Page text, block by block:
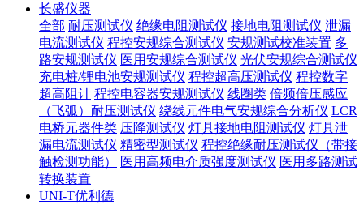
长盛仪器
全部 耐压测试仪 绝缘电阻测试仪 接地电阻测试仪 泄漏
电流测试仪 程控安规综合测试仪 安规测试校准装置 多
路安规测试仪 医用安规综合测试仪 光伏安规综合测试仪
充电桩/锂电池安规测试仪 程控超高压测试仪 程控数字
超高阻计 程控电容器安规测试仪 线圈类 倍频倍压感应
（飞弧）耐压测试仪 绕线元件电气安规综合分析仪 LCR
电桥元器件类 压降测试仪 灯具接地电阻测试仪 灯具泄
漏电流测试仪 精密型测试仪 程控绝缘耐压测试仪（带接
触检测功能）
医用高频电介质强度测试仪 医用多路测试
转换装置
UNI-T优利德